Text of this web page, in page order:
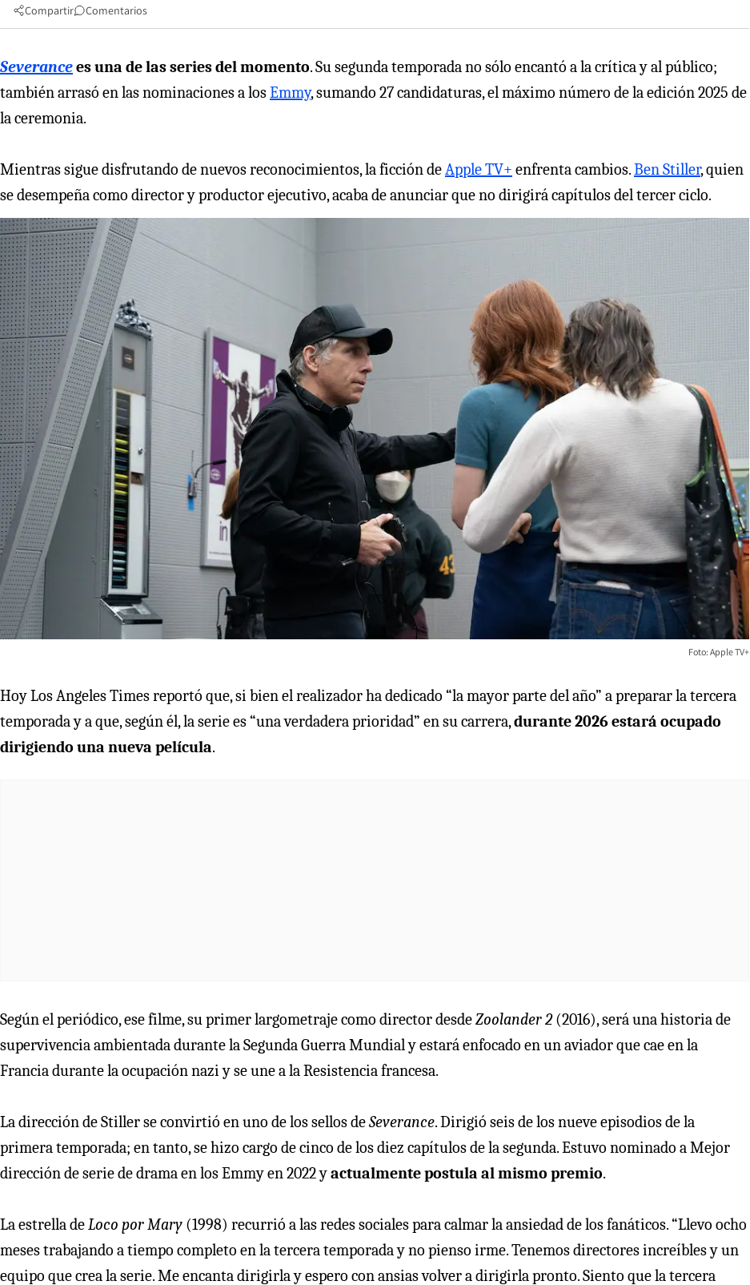
Compartir Comentarios
Severancees una de las series del momento. Su segunda temporada no sólo encantó a la crítica y al público;
también arrasó en las nominaciones a losEmmy, sumando 27 candidaturas, el máximo número de la edición 2025 de
la ceremonia.
Mientras sigue disfrutando de nuevos reconocimientos, la ficción deApple TV+ enfrenta cambios.Ben Stiller, quien
se desempeña como director y productor ejecutivo, acaba de anunciar que no dirigirá capítulos del tercer ciclo.
Foto: Apple TV+
Hoy Los Angeles Times reportó que, si bien el realizador ha dedicado “la mayor parte del año” a preparar la tercera
temporada y a que, según él, la serie es “una verdadera prioridad” en su carrera,durante 2026 estará ocupado
dirigiendo una nueva película.
Según el periódico, ese filme, su primer largometraje como director desdeZoolander 2(2016), será una historia de
supervivencia ambientada durante la Segunda Guerra Mundial y estará enfocado en un aviador que cae en la
Francia durante la ocupación nazi y se une a la Resistencia francesa.
La dirección de Stiller se convirtió en uno de los sellos deSeverance. Dirigió seis de los nueve episodios de la
primera temporada; en tanto, se hizo cargo de cinco de los diez capítulos de la segunda. Estuvo nominado a Mejor
dirección de serie de drama en los Emmy en 2022 yactualmente postula al mismo premio.
La estrella deLoco por Mary (1998) recurrió a las redes sociales para calmar la ansiedad de los fanáticos. “Llevo ocho
meses trabajando a tiempo completo en la tercera temporada y no pienso irme. Tenemos directores increíbles y un
equipo que crea la serie. Me encanta dirigirla y espero con ansias volver a dirigirla pronto. Siento que la tercera